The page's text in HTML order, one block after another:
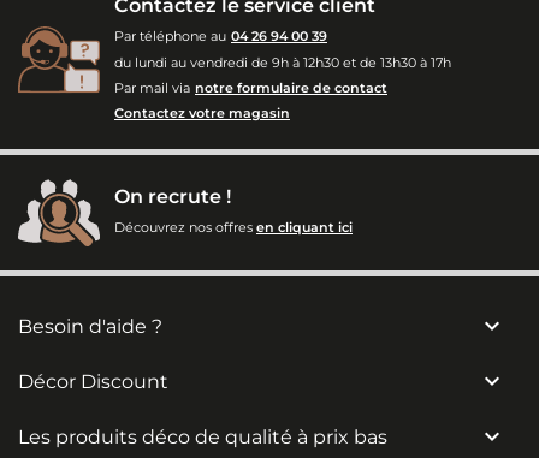
Contactez le service client
Par téléphone au 04 26 94 00 39
du lundi au vendredi de 9h à 12h30 et de 13h30 à 17h
Par mail via notre formulaire de contact
Contactez votre magasin
On recrute !
Découvrez nos offres en cliquant ici
Besoin d'aide ? 
Décor Discount 
Les produits déco de qualité à prix bas 